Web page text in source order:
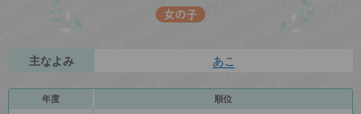
女の子
主なよみ あこ
年度 順位